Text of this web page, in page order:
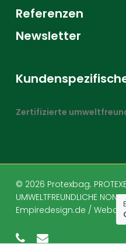
Referenzen
Newsletter
Zertifizierte
© 2026 Protexbag.
UMWELTFREUNDLICHE
Empiredesign.de /
phoneemail